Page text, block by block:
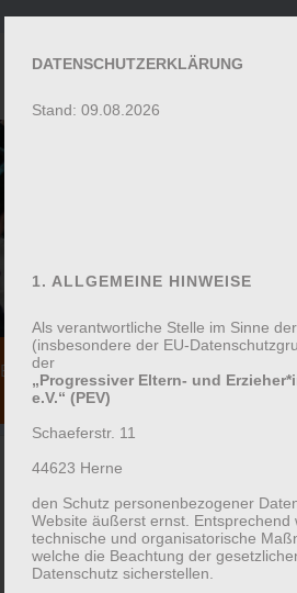
ZURÜCK
Bildungsangebote
für Familien
Elterntreff: Was bewegt uns -
bewegen?
DATENSCHUTZERKLÄRUNG
Stand: 09.08.2026
1. ALLGEMEINE HINWEISE
Als verantwortliche Stelle im Sinne
(insbesondere der EU-
der
„Progressiver Eltern- und
e.V.“ (PEV)
Schaeferstr. 11
44623 Herne
den Schutz personenbezogener
Website äußerst ernst. Entsprechend
technische und organisatorische
welche die Beachtung der
Datenschutz sicherstellen.